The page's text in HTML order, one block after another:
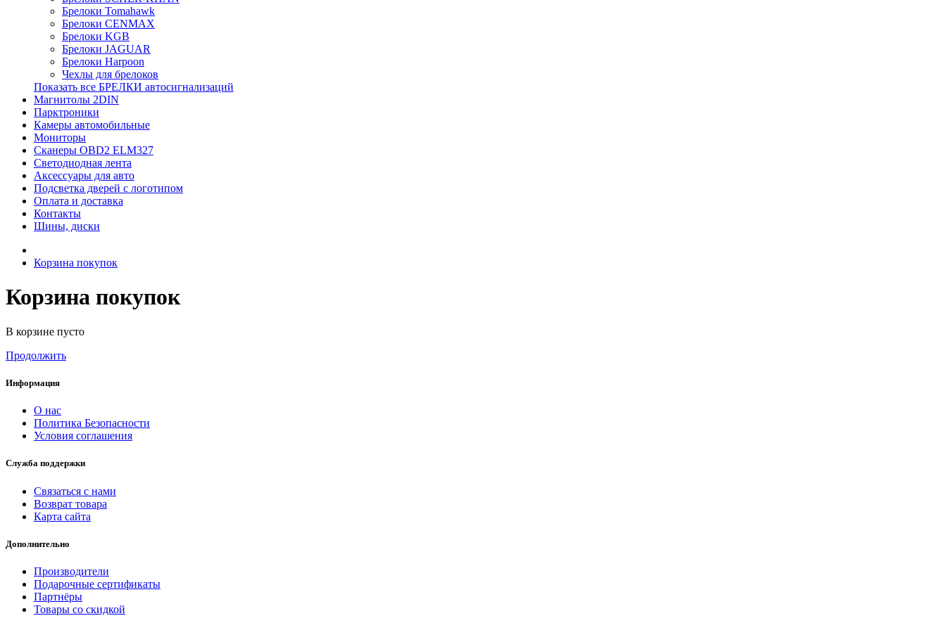
Брелоки Tomahawk
Брелоки CENMAX
Брелоки KGB
Брелоки JAGUAR
Брелоки Harpoon
Чехлы для брелоков
Показать все БРЕЛКИ автосигнализаций
Магнитолы 2DIN
Парктроники
Камеры автомобильные
Мониторы
Сканеры OBD2 ELM327
Светодиодная лента
Аксессуары для авто
Подсветка дверей с логотипом
Оплата и доставка
Контакты
Шины, диски
Корзина покупок
Корзина покупок
В корзине пусто
Продолжить
Информация
О нас
Политика Безопасности
Условия соглашения
Служба поддержки
Связаться с нами
Возврат товара
Карта сайта
Дополнительно
Производители
Подарочные сертификаты
Партнёры
Товары со скидкой